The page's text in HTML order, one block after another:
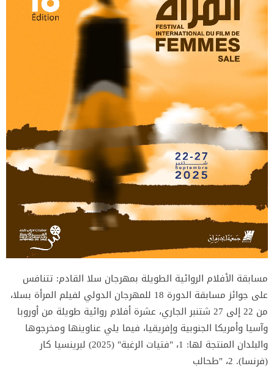
مسابقة الأفلام الروائية الطويلة بمهرجان سلا القادم: تتنافس
على جوائز مسابقة الدورة 18 للمهرجان الدولي لفيلم المرأة بسلا،
من 22 إلى 27 شتنبر الجاري، عشرة أفلام روائية طويلة من أوروبا
وآسيا وأمريكا الجنوبية وإفريقيا، فيما يلي عناوينها ومخرجوها
والبلدان المنتجة لها: 1، "فتيات الرغبة" (2025) لبرينسيا كار
(فرنسا). 2، "طحالب